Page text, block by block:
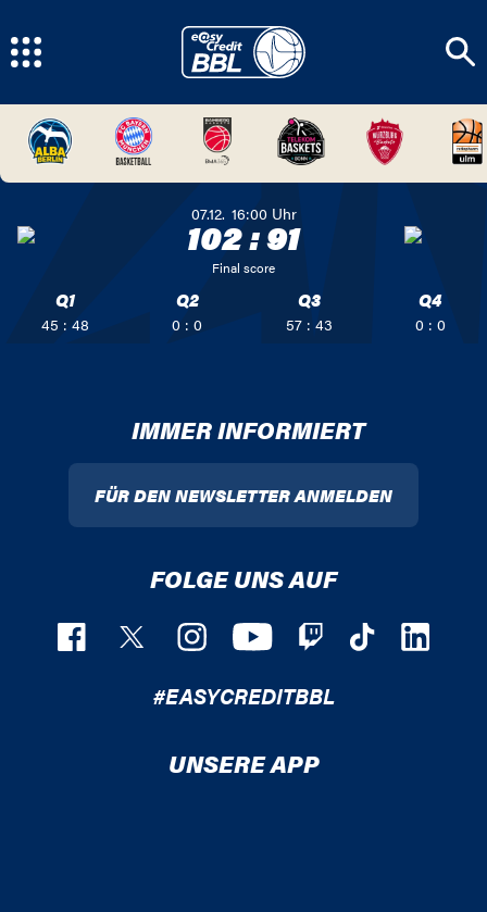
07.12. 16:00 Uhr
102:91
Final score
Q1
45 : 48
Q2
0 : 0
Q3
57 : 43
Q4
0 : 0
IMMER INFORMIERT
FÜR DEN NEWSLETTER ANMELDEN
FOLGE UNS AUF
#EASYCREDITBBL
UNSERE APP